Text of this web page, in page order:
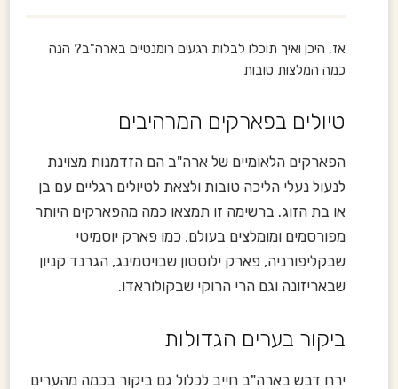
אז, היכן ואיך תוכלו לבלות רגעים רומנטיים בארה"ב? הנה
כמה המלצות טובות
טיולים בפארקים המרהיבים
הפארקים הלאומיים של ארה"ב הם הזדמנות מצוינת
לנעול נעלי הליכה טובות ולצאת לטיולים רגליים עם בן
או בת הזוג. ברשימה זו תמצאו כמה מהפארקים היותר
מפורסמים ומומלצים בעולם, כמו פארק יוסמיטי
שבקליפורניה, פארק ילוסטון שבויטמינג, הגרנד קניון
שבאריזונה וגם הרי הרוקי שבקולוראדו.
ביקור בערים הגדולות
ירח דבש בארה"ב חייב לכלול גם ביקור בכמה מהערים